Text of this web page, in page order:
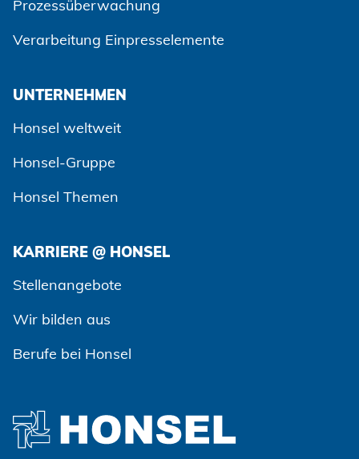
Prozessüberwachung
Verarbeitung Einpresselemente
UNTERNEHMEN
Honsel weltweit
Honsel-Gruppe
Honsel Themen
KARRIERE @ HONSEL
Stellenangebote
Wir bilden aus
Berufe bei Honsel